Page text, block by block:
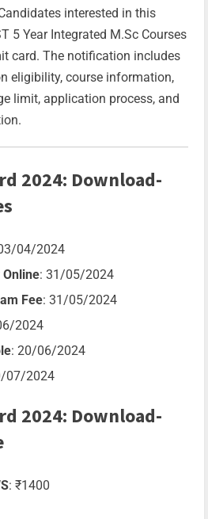
interested in this
5 Year Integrated M.Sc Courses
card. The notification includes
eligibility, course information,
limit, application process, and
2024: Download-
04/2024
: 31/05/2024
Fee: 31/05/2024
2024
: 20/06/2024
07/2024
2024: Download-
: ₹1400